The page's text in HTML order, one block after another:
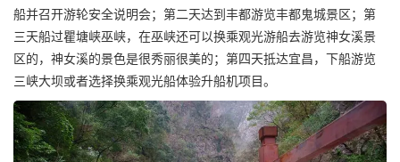
船并召开游轮安全说明会；第二天达到丰都游览丰都鬼城景区；第
三天船过瞿塘峡巫峡，在巫峡还可以换乘观光游船去游览神女溪景
区的，神女溪的景色是很秀丽很美的；第四天抵达宜昌，下船游览
三峡大坝或者选择换乘观光船体验升船机项目。